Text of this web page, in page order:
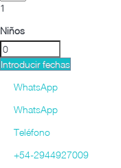
1
Niños
Introducir fechas
WhatsApp
WhatsApp
Teléfono
+54-2944927009